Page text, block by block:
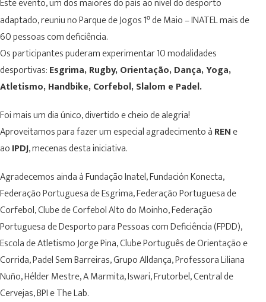
adaptado, reuniu no Parque de Jogos 1ºde Maio – INATEL mais de
60 pessoas com deficiência.
Os participantes puderam experimentar 10 modalidades
desportivas:Esgrima, Rugby, Orientação, Dança, Yoga,
Atletismo, Handbike, Corfebol, Slalom e Padel.
Foi mais um dia único, divertido e cheio de alegria!
Aproveitamos para fazer um especial agradecimento àRENe
aoIPDJ, mecenas desta iniciativa.
Agradecemos ainda à Fundação Inatel, Fundación Konecta,
Federação Portuguesa de Esgrima, Federação Portuguesa de
Corfebol, Clube de Corfebol Alto do Moinho, Federação
Portuguesa de Desporto para Pessoas com Deficiência (FPDD),
Escola de Atletismo Jorge Pina, Clube Português de Orientação e
Corrida, Padel Sem Barreiras, Grupo Alldança, Professora Liliana
Nuño, Hélder Mestre, A Marmita, Iswari, Frutorbel, Central de
Cervejas, BPI e The Lab.